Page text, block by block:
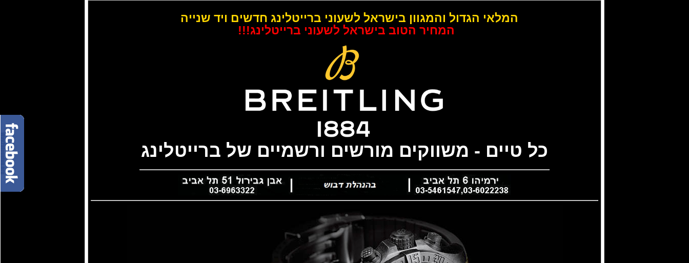
המלאי הגדול והמגוון בישראל לשעוני ברייטלינג חדשים ויד שנייה
המחיר הטוב בישראל לשעוני ברייטלינג!!!
כל טיים - משווקים מורשים ורשמיים של ברייטלינג